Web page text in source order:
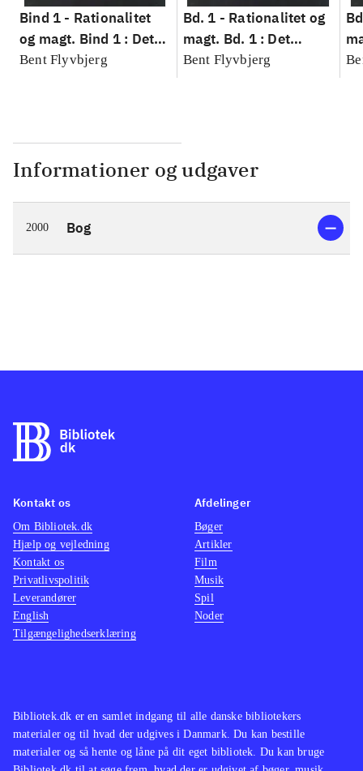
Bind 1 - Rationalitet
og magt. Bind 1 : Det
konkretes videnskab
Bent Flyvbjerg
Bd. 1 - Rationalitet og
magt. Bd. 1 : Det
konkretes videnskab
Bent Flyvbjerg
Informationer og udgaver
2000 Bog
Bibliotek.dk er en samlet indgang til alle danske bibliotekers
materialer og til hvad der udgives i Danmark. Du kan bestille
materialer og så hente og låne på dit eget bibliotek. Du kan bruge
Kontakt os
Om Bibliotek.dk
Hjælp og vejledning
Kontakt os
Privatlivspolitik
Leverandører
English
Tilgængelighedserklæring
Afdelinger
Bøger
Artikler
Film
Musik
Spil
Noder